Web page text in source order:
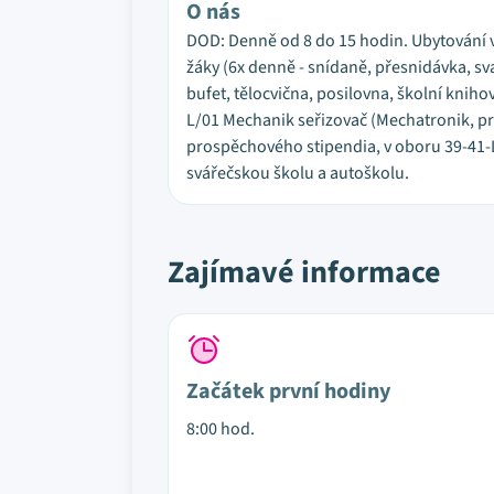
O nás
DOD: Denně od 8 do 15 hodin.
žáky (6x denně - snídaně, přesnidávka,
bufet, tělocvična, posilovna, školní
L/01 Mechanik seřizovač (Mechatronik,
prospěchového stipendia, v oboru 39-
svářečskou školu a autoškolu.
Zajímavé informace
Začátek první hodiny
8:00 hod.